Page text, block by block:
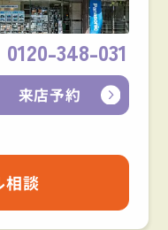
0120-348-031
来店予約
相談